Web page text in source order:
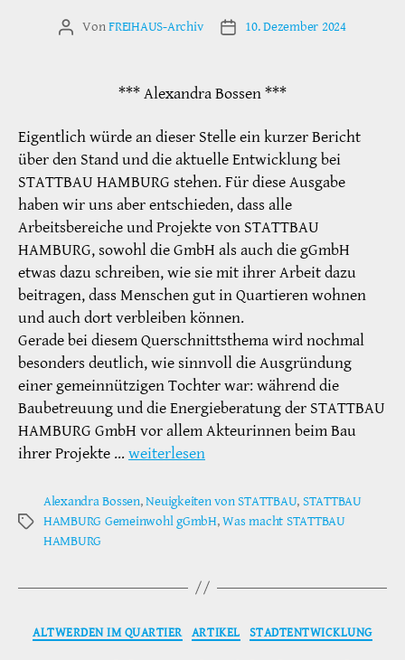
Beitragsautor
VonFREIHAUS-Archiv Veröffentlichungsdatum
10. Dezember 2024
*** Alexandra Bossen ***
Eigentlich würde an dieser Stelle ein kurzer Bericht
über den Stand und die aktuelle Entwicklung bei
STATTBAU HAMBURG stehen. Für diese Ausgabe
haben wir uns aber entschieden, dass alle
Arbeitsbereiche und Projekte von STATTBAU
HAMBURG, sowohl die GmbH als auch die gGmbH
etwas dazu schreiben, wie sie mit ihrer Arbeit dazu
beitragen, dass Menschen gut in Quartieren wohnen
und auch dort verbleiben können.
Gerade bei diesem Querschnittsthema wird nochmal
besonders deutlich, wie sinnvoll die Ausgründung
einer gemeinnützigen Tochter war: während die
Baubetreuung und die Energieberatung der STATTBAU
HAMBURG GmbH vor allem Akteurinnen beim Bau
ihrer Projekte … weiterlesen
Schlagwörter
Alexandra Bossen,Neuigkeiten von STATTBAU, STATTBAU
HAMBURG Gemeinwohl gGmbH,Was macht STATTBAU
HAMBURG
Kategorien
ALTWERDEN IM QUARTIER ARTIKEL STADTENTWICKLUNG